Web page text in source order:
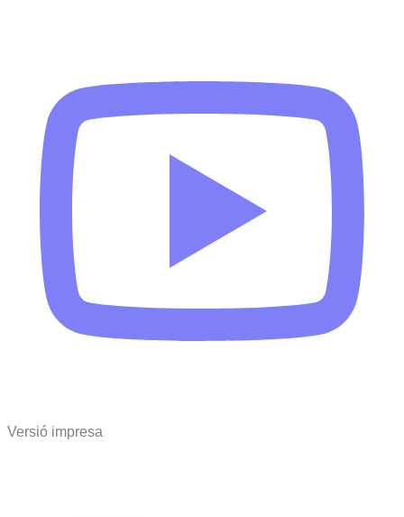
Versió impresa